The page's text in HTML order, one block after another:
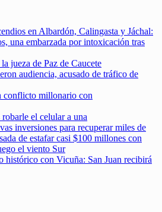
en Albardón, Calingasta y Jáchal:
una embarzada por intoxicación tras
jueza de Paz de Caucete
audiencia, acusado de tráfico de
conflicto millonario con
el celular a una
inversiones para recuperar miles de
de estafar casi $100 millones con
el viento Sur
histórico con Vicuña: San Juan recibirá